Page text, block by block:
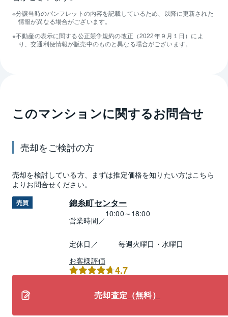
分譲当時のパンフレットの内容を記載しているため、以降に更新された
情報が異なる場合がございます。
不動産の表示に関する公正競争規約の改正（2022年９月１日）によ
り、交通利便情報が販売中のものと異なる場合がございます。
このマンションに関するお問合せ
売却をご検討の方
売却を検討している方、まずは推定価格を知りたい方はこちら
よりお問合せください。
売買 錦糸町センター
営業時間／
10:00～18:00
定休日／
毎週火曜日・水曜日
お客様評価
4.7
売却査定（無料）